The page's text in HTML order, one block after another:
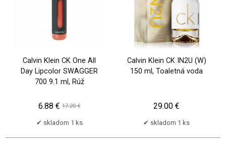
Calvin Klein CK One All
Day Lipcolor SWAGGER
700 9.1 ml, Rúž
skladom 1 ks
6.88 € 17.20 €
Calvin Klein CK IN2U (W)
150 ml, Toaletná voda
skladom 1 ks
29.00 €